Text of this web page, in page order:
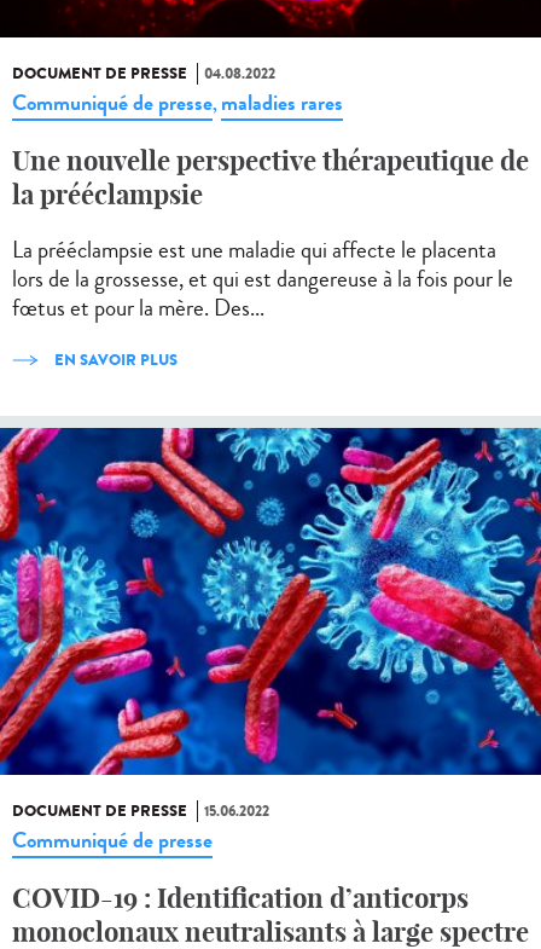
DOCUMENT DE PRESSE 04.08.2022
Communiqué de presse, maladies rares
Une nouvelle perspective thérapeutique de
la prééclampsie
La prééclampsie est une maladie qui affecte le placenta
lors de la grossesse, et qui est dangereuse à la fois pour le
fœtus et pour la mère. Des...
EN SAVOIR PLUS
DOCUMENT DE PRESSE 15.06.2022
Communiqué de presse
COVID-19 : Identification d’anticorps
monoclonaux neutralisants à large spectre